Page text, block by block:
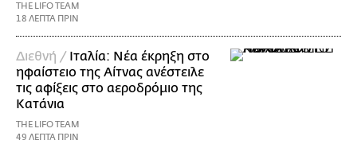
THE LIFO TEAM
18 ΛΕΠΤΑ ΠΡΙΝ
Διεθνή / Ιταλία: Νέα έκρηξη στο
ηφαίστειο της Αίτνας ανέστειλε
τις αφίξεις στο αεροδρόμιο της
Κατάνια
THE LIFO TEAM
49 ΛΕΠΤΑ ΠΡΙΝ